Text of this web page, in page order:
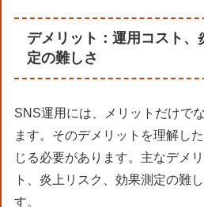
デメリット：運用コスト、
定の難しさ
SNS運用には、メリットだけで
ます。そのデメリットを理解し
じる必要があります。主なデメ
ト、炎上リスク、効果測定の難
す。